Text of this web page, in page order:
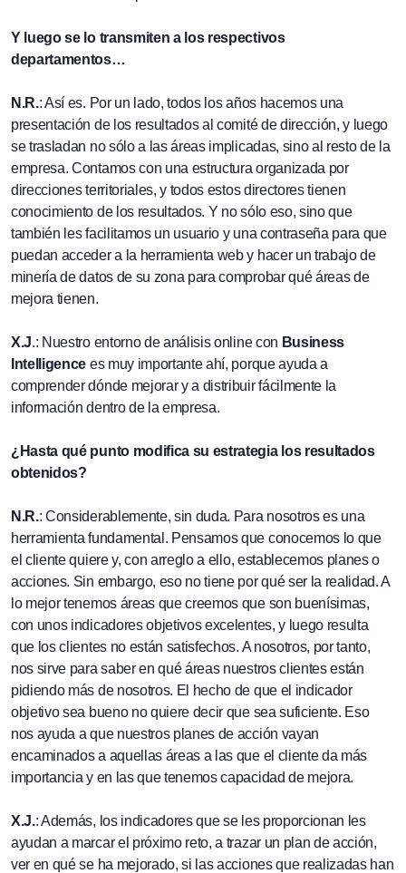
Y luego se lo transmiten a los respectivos
departamentos…
N.R.: Así es. Por un lado, todos los años hacemos una
presentación de los resultados al comité de dirección, y luego
se trasladan no sólo a las áreas implicadas, sino al resto de la
empresa. Contamos con una estructura organizada por
direcciones territoriales, y todos estos directores tienen
conocimiento de los resultados. Y no sólo eso, sino que
también les facilitamos un usuario y una contraseña para que
puedan acceder a la herramienta web y hacer un trabajo de
minería de datos de su zona para comprobar qué áreas de
mejora tienen.
X.J.: Nuestro entorno de análisis online con Business
Intelligence es muy importante ahí, porque ayuda a
comprender dónde mejorar y a distribuir fácilmente la
información dentro de la empresa.
¿Hasta qué punto modifica su estrategia los resultados
obtenidos?
N.R.: Considerablemente, sin duda. Para nosotros es una
herramienta fundamental. Pensamos que conocemos lo que
el cliente quiere y, con arreglo a ello, establecemos planes o
acciones. Sin embargo, eso no tiene por qué ser la realidad. A
lo mejor tenemos áreas que creemos que son buenísimas,
con unos indicadores objetivos excelentes, y luego resulta
que los clientes no están satisfechos. A nosotros, por tanto,
nos sirve para saber en qué áreas nuestros clientes están
pidiendo más de nosotros. El hecho de que el indicador
objetivo sea bueno no quiere decir que sea suficiente. Eso
nos ayuda a que nuestros planes de acción vayan
encaminados a aquellas áreas a las que el cliente da más
importancia y en las que tenemos capacidad de mejora.
X.J.: Además, los indicadores que se les proporcionan les
ayudan a marcar el próximo reto, a trazar un plan de acción,
ver en qué se ha mejorado, si las acciones que realizadas han